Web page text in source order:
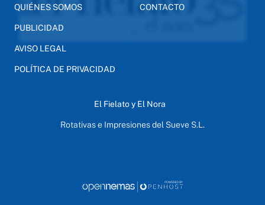
QUIÉNES SOMOS
PUBLICIDAD
AVISO LEGAL
POLÍTICA DE PRIVACIDAD
CONTACTO
El Fielato y El Nora
Rotativas e Impresiones del Sueve S.L.